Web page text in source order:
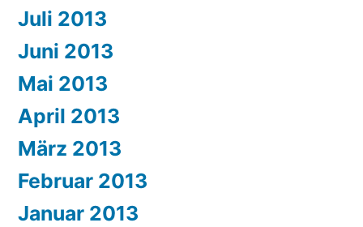
Juli 2013
Juni 2013
Mai 2013
April 2013
März 2013
Februar 2013
Januar 2013